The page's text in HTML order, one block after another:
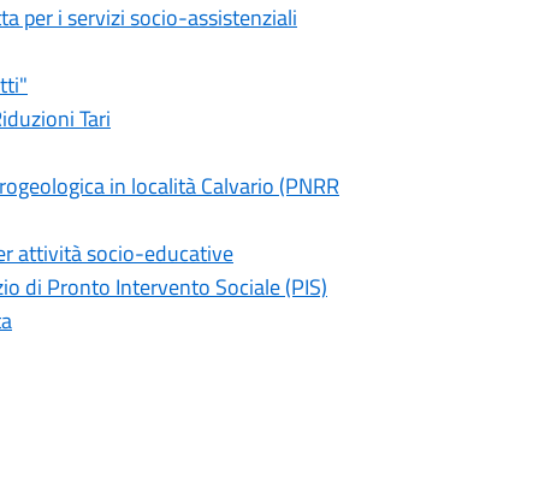
per i servizi socio-assistenziali
Tari
in località Calvario (PNRR
attività socio-educative
di Pronto Intervento Sociale (PIS)